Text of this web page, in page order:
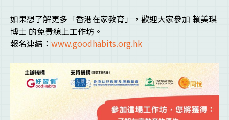
如果想了解更多「香港在家教育」，歡迎大家參加 賴美琪
博士 的免費線上工作坊。
報名連結： www.goodhabits.org.hk